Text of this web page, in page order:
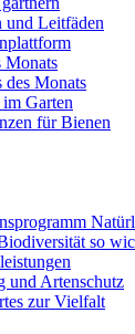
und Leitfäden
Monats
des Monats
Garten
für Bienen
so
und Artenschutz
zur Vielfalt